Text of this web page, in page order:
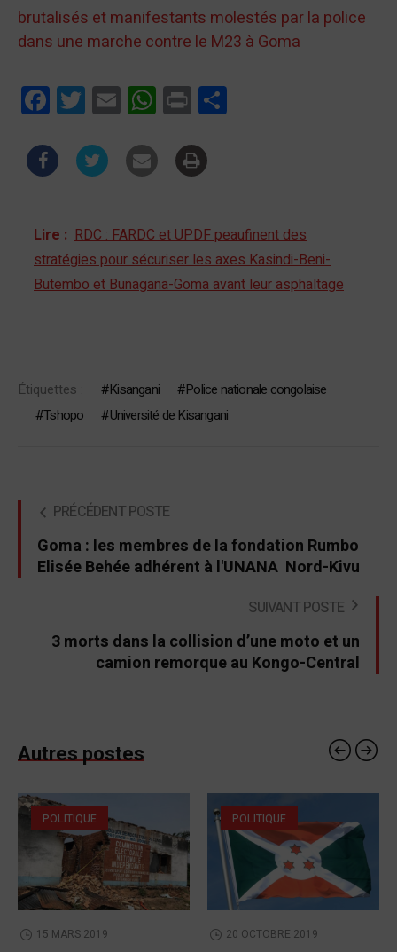
brutalisés et manifestants molestés par la police
dans une marche contre le M23 à Goma
FacebookTwitterEmail WhatsApp
Print
Lire : RDC : FARDC et UPDF peaufinent des
stratégies pour sécuriser les axes Kasindi-Beni-
Butembo et Bunagana-Goma avant leur asphaltage
Étiquettes : Kisangani
Police nationale congolaise
Tshopo
Université de Kisangani
PRÉCÉDENT POSTE
Goma : les membres de la fondation Rumbo
Elisée Behée adhérent à l'UNANA Nord-Kivu
SUIVANT POSTE
3 morts dans la collision d’une moto et un
camion remorque au Kongo-Central
Autres postes
POLITIQUE
15 MARS 2019
POLITIQUE
20 OCTOBRE 2019